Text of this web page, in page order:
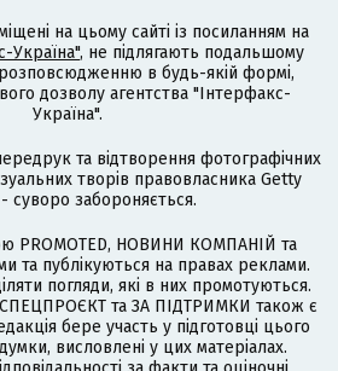
на цьому сайті із посиланням на
Україна", не підлягають подальшому
в будь-якій формі,
дозволу агентства "Інтерфакс-
Україна".
та відтворення фотографічних
творів правовласника Getty
суворо забороняється.
PROMOTED, НОВИНИ КОМПАНІЙ та
та публікуються на правах реклами.
погляди, які в них промотуються.
та ЗА ПІДТРИМКИ також є
бере участь у підготовці цього
висловлені у цих матеріалах.